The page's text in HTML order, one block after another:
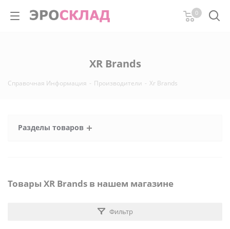
0
XR Brands
Справочная Информация - Производители - Xr Brands
Разделы товаров
Товары XR Brands в нашем магазине
Фильтр